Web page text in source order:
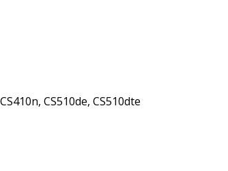
CS510de, CS510dte